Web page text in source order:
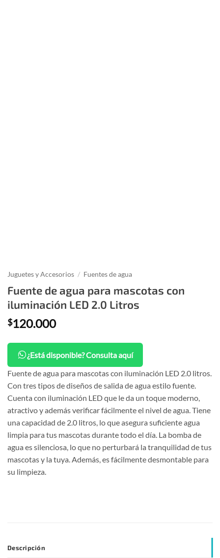
Juguetes y Accesorios / Fuentes de agua
Fuente de agua para mascotas con
iluminación LED 2.0 Litros
$120.000
¿Está disponible? Consulta aquí
Fuente de agua para mascotas con iluminación LED 2.0 litros.
Con tres tipos de diseños de salida de agua estilo fuente.
Cuenta con iluminación LED que le da un toque moderno,
atractivo y además verificar fácilmente el nivel de agua. Tiene
una capacidad de 2.0 litros, lo que asegura suficiente agua
limpia para tus mascotas durante todo el día. La bomba de
agua es silenciosa, lo que no perturbará la tranquilidad de tus
mascotas y la tuya. Además, es fácilmente desmontable para
su limpieza.
Descripción